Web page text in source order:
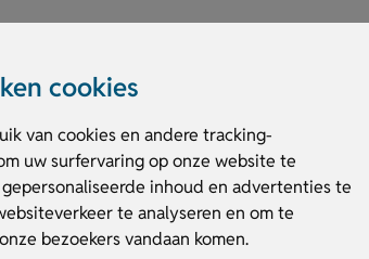
cookies
van cookies en andere tracking-
uw surfervaring op onze website te
inhoud en advertenties te
te analyseren en om te
bezoekers vandaan komen.
soepel met blauwschrijvende X20‑vulling (tot 2,5
kleuren; grip en topknop zijn wit voor een frisse
in de hand. Bestel of vraag een prijs op.